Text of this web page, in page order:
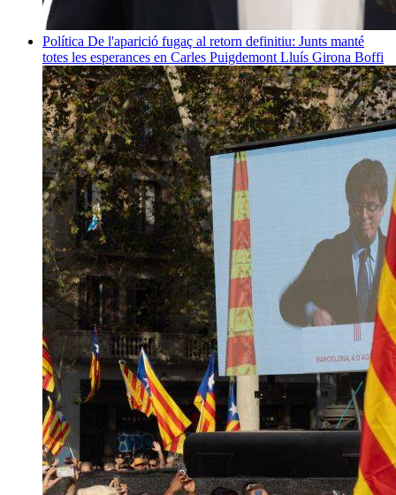
Política De l'aparició fugaç al retorn definitiu: Junts manté
totes les esperances en Carles Puigdemont Lluís Girona Boffi